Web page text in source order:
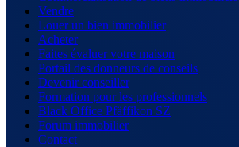
Vendre
Louer un bien immobilier
Acheter
Faites évaluer votre maison
Portail des donneurs de conseils
Devenir conseiller
Formation pour les professionnels
Black Office Pfäffikon SZ
Forum immobilier
Contact